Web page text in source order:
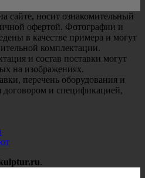
сайте, носит ознакомительный
офертой. Фотографии и
в качестве примера и могут
комплектации.
и состав поставки могут
на изображениях.
перечень оборудования и
договором и спецификацией,
.